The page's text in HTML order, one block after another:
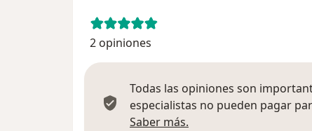
2 opiniones
Todas las opiniones son
especialistas no pueden pagar
Saber más.